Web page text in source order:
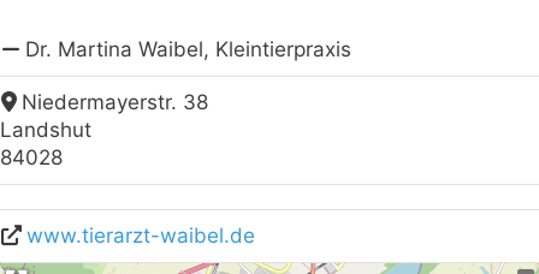
Dr. Martina Waibel, Kleintierpraxis
Niedermayerstr. 38
Landshut
84028
www.tierarzt-waibel.de